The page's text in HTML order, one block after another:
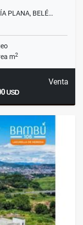
PLANA, BELÉ…
m2
Venta
USD